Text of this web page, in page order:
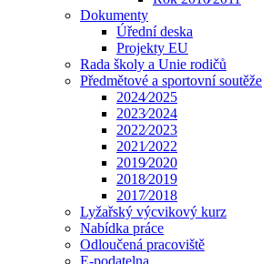
Dokumenty
Úřední deska
Projekty EU
Rada školy a Unie rodičů
Předmětové a sportovní soutěže
2024⁄2025
2023⁄2024
2022⁄2023
2021⁄2022
2019⁄2020
2018⁄2019
2017⁄2018
Lyžařský výcvikový kurz
Nabídka práce
Odloučená pracoviště
E-podatelna